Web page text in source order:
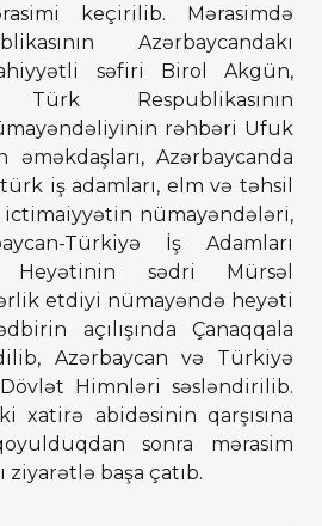
keçirilib. Mərasimdə
Azərbaycandakı
səfiri Birol Akgün,
Respublikasının
rəhbəri Ufuk
əməkdaşları, Azərbaycanda
iş adamları, elm və təhsil
ictimaiyyətin nümayəndələri,
Türkiyə İş Adamları
sədri Mürsəl
etdiyi nümayəndə heyəti
açılışında Çanaqqala
Azərbaycan və Türkiyə
Dövlət Himnləri səsləndirilib.
xatirə abidəsinin qarşısına
sonra mərasim
ziyarətlə başa çatıb.